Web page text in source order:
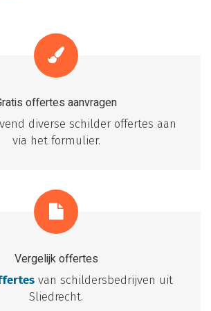
offertes aanvragen
diverse schilder offertes aan
via het formulier.
Vergelijk offertes
van schildersbedrijven uit
Sliedrecht.